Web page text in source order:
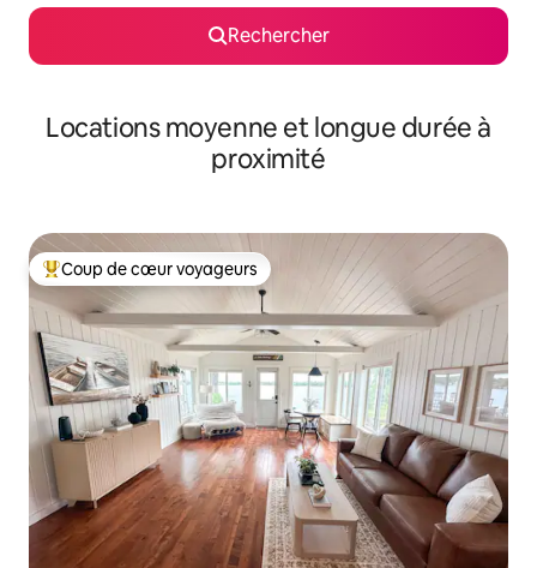
Rechercher
Locations moyenne et longue durée à
proximité
Coups de cœur voyageurs les plus appréciés
Coup de cœur voyageurs